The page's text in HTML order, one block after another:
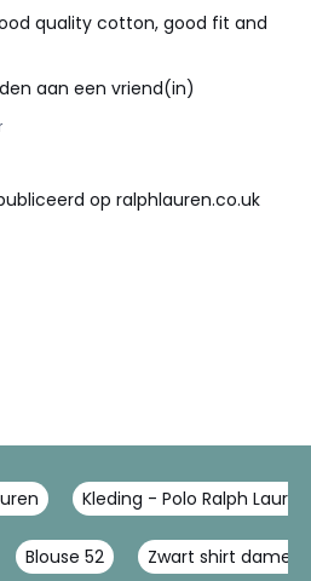
quality cotton, good fit and
aan een vriend(in)
op ralphlauren.co.uk
Kleding - Polo Ralph Lauren
Blouse 52 Zwart shirt dames